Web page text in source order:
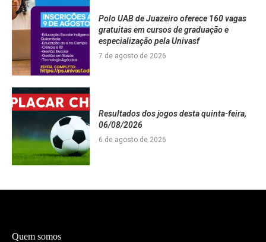
Polo UAB de Juazeiro oferece 160 vagas
gratuitas em cursos de graduação e
especialização pela Univasf
7 de agosto de 2026
Resultados dos jogos desta quinta-feira,
06/08/2026
6 de agosto de 2026
Quem somos